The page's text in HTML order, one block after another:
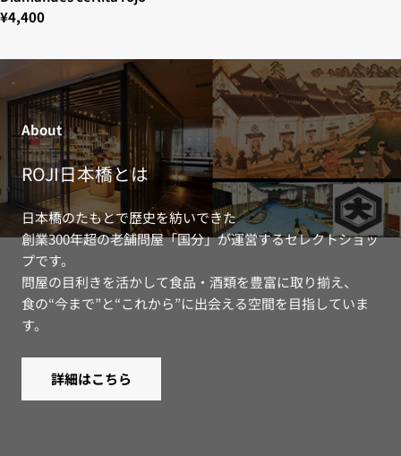
¥4,400
About
ROJI日本橋とは
日本橋のたもとで歴史を紡いできた
創業300年超の老舗問屋「国分」が運営するセレクトショッ
プです。
問屋の目利きを活かして食品・酒類を豊富に取り揃え、
食の“今まで”と“これから”に出会える空間を目指していま
す。
詳細はこちら